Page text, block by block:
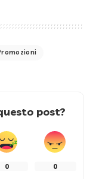
post?
0 0